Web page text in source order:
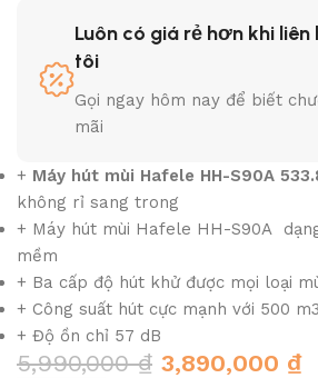
Luôn có giá rẻ hơn khi
tôi
Gọi ngay hôm nay để biết
mãi
+ Máy hút mùi Hafele HH-S90A
không rỉ sang trong
+ Máy hút mùi Hafele HH-S90A
mềm
+ Ba cấp độ hút khử được mọi loại
+ Công suất hút cực mạnh với 500
+ Độ ồn chỉ 57 dB
5,990,000₫ 3,890,000 ₫